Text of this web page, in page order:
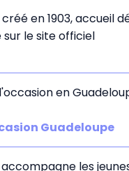
en 1903, accueil
sur le site officiel
en
Guadeloupe
accompagne les